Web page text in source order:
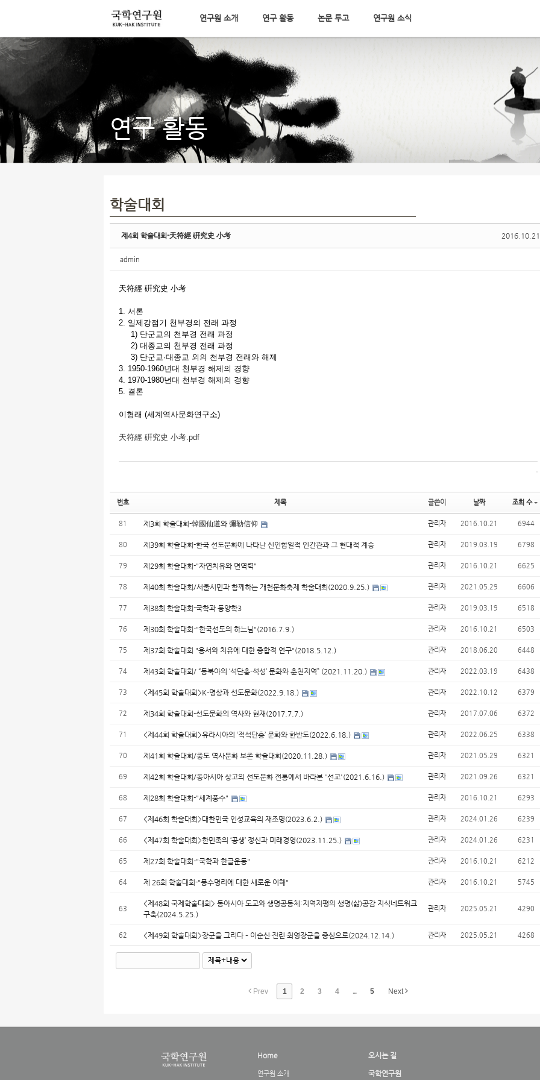
메뉴 건너뛰기
연구원 소개 연구 활동 논문 투고 연구원 소식
연구 활동
학술대회
2016.10.21
제4회 학술대회-天符經 硏究史 小考
admin
天符經 硏究史 小考
1. 서론
2. 일제강점기 천부경의 전래 과정
1) 단군교의 천부경 전래 과정
2) 대종교의 천부경 전래 과정
3) 단군교·대종교 외의 천부경 전래와 해제
3. 1950-1960년대 천부경 해제의 경향
4. 1970-1980년대 천부경 해제의 경향
5. 결론
이형래 (세계역사문화연구소)
天符經 硏究史 小考.pdf
번호 제목 글쓴이 날짜 조회 수
81 제3회 학술대회-韓國仙道와 彌勒信仰 관리자 2016.10.21 6944
80 제39회 학술대회-한국 선도문화에 나타난 신인합일적 인간관과 그 현대적 계승 관리자 2019.03.19 6798
79 제29회 학술대회-"자연치유와 면역력" 관리자 2016.10.21 6625
78 제40회 학술대회/서울시민과 함께하는 개천문화축제 학술대회(2020.9.25.) 관리자 2021.05.29 6606
77 제38회 학술대회-국학과 동양학3 관리자 2019.03.19 6518
76 제30회 학술대회-"한국선도의 하느님"(2016.7.9.) 관리자 2016.10.21 6503
75 제37회 학술대회 "용서와 치유에 대한 종합적 연구"(2018.5.12.) 관리자 2018.06.20 6448
74 제43회 학술대회/ “동북아의 ‘석단총-석성’ 문화와 춘천지역” (2021.11.20.) 관리자 2022.03.19 6438
73 <제45회 학술대회>K-명상과 선도문화(2022.9.18.) 관리자 2022.10.12 6379
72 제34회 학술대회-선도문화의 역사와 현재(2017.7.7.) 관리자 2017.07.06 6372
71 <제44회 학술대회>유라시아의 ‘적석단총’ 문화와 한반도(2022.6.18.) 관리자 2022.06.25 6338
70 제41회 학술대회/중도 역사문화 보존 학술대회(2020.11.28.) 관리자 2021.05.29 6321
69 제42회 학술대회/동아시아 상고의 선도문화 전통에서 바라본 '선교'(2021.6.16.) 관리자 2021.09.26 6321
68 제28회 학술대회-"세계풍수" 관리자 2016.10.21 6293
67 <제46회 학술대회>대한민국 인성교육의 재조명(2023.6.2.) 관리자 2024.01.26 6239
66 <제47회 학술대회>한민족의 ‘공생’ 정신과 미래경영(2023.11.25.) 관리자 2024.01.26 6231
65 제27회 학술대회-"국학과 한글운동" 관리자 2016.10.21 6212
64 제 26회 학술대회-"풍수명리에 대한 새로운 이해" 관리자 2016.10.21 5745
63
<제48회 국제학술대회> 동아시아 도교와 생명공동체:지역지평의 생명(삶)공감 지식네트워크
구축(2024.5.25.)
관리자 2025.05.21 4290
62 <제49회 학술대회>장군을 그리다 – 이순신·진린·최영장군을 중심으로(2024.12.14.) 관리자 2025.05.21 4268
Prev 1 2 3 4 ... 5 Next
Home
연구원 소개
오시는 길
국학연구원
Sketchbook5, 스케치북5
Sketchbook5, 스케치북5